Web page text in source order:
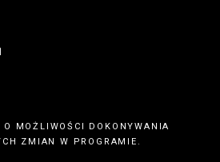
MOŻLIWOŚCI DOKONYWANIA
ZMIAN W PROGRAMIE.